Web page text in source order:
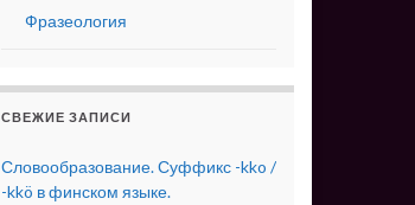
Фразеология
СВЕЖИЕ ЗАПИСИ
Словообразование. Суффикс -kko /
-kkö в финском языке.